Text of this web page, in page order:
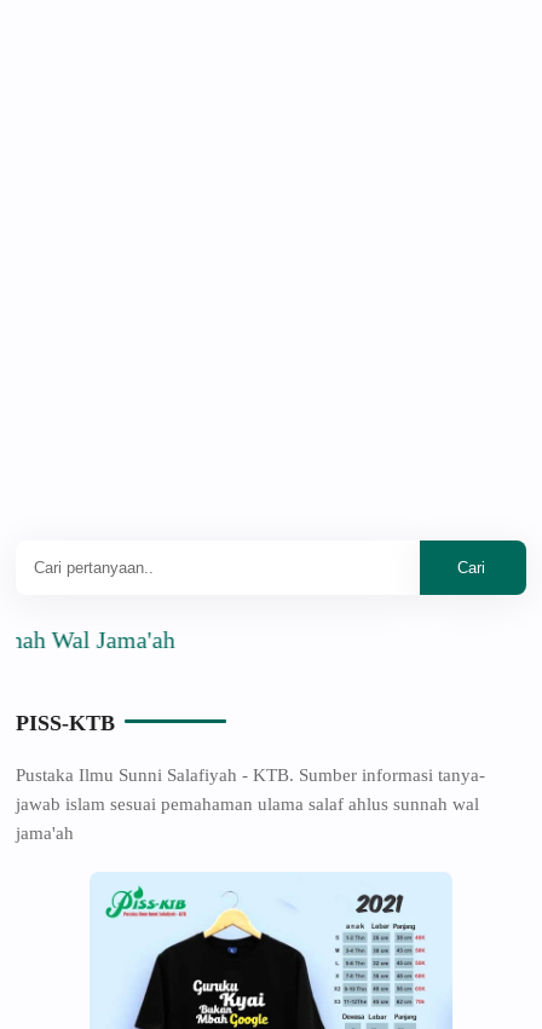
PISS-KTB
Pustaka Ilmu Sunni Salafiyah - KTB. Sumber informasi tanya-
jawab islam sesuai pemahaman ulama salaf ahlus sunnah wal
jama'ah